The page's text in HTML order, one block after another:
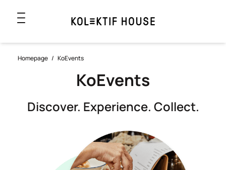
Homepage / KoEvents
KoEvents
Discover. Experience. Collect.